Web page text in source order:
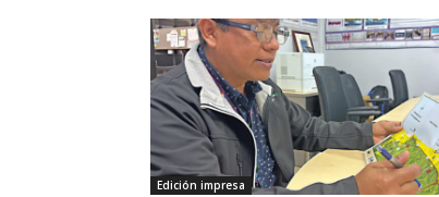
Edición impresa